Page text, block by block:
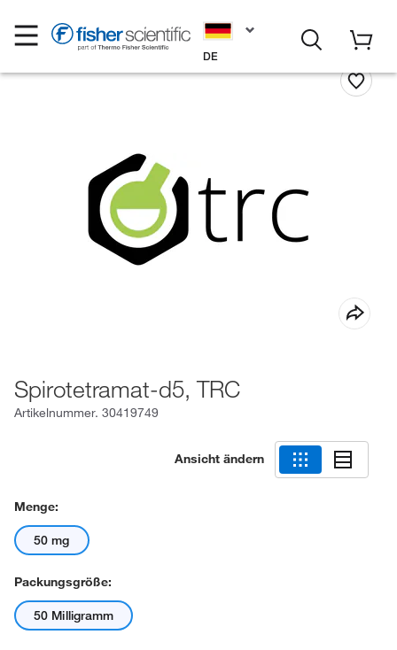
DE
Spirotetramat-d5, TRC
Artikelnummer. 30419749
Ansicht ändern
Menge:
50 mg
Packungsgröße:
50 Milligramm